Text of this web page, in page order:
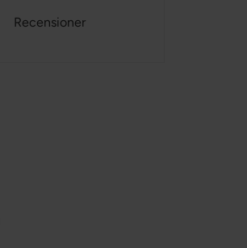
Recensioner